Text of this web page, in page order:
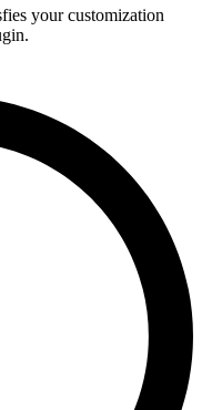
your customization